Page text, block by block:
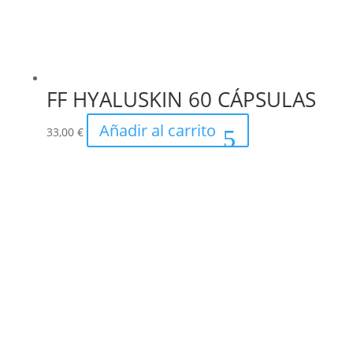
FF HYALUSKIN 60 CÁPSULAS
33,00 € Añadir al carrito